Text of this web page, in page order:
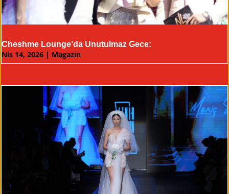
Cheshme Lounge’da Unutulmaz Gece:
Nis 14, 2026 | Magazin